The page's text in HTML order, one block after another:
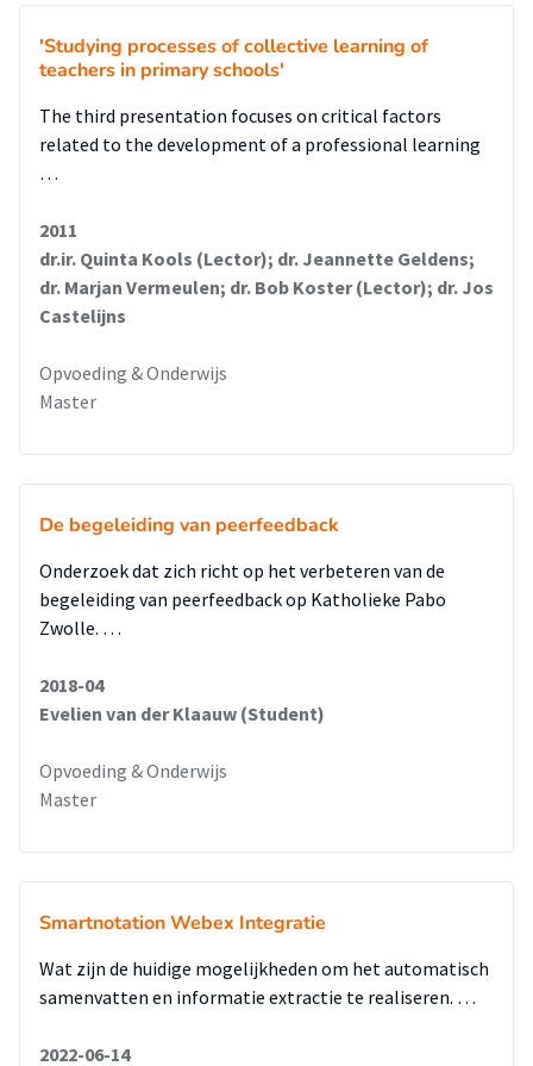
'Studying processes of collective learning of
teachers in primary schools'
The third presentation focuses on critical factors
related to the development of a professional learning
…
2011
dr.ir. Quinta Kools (Lector); dr. Jeannette Geldens;
dr. Marjan Vermeulen; dr. Bob Koster (Lector); dr. Jos
Castelijns
Opvoeding & Onderwijs
Master
De begeleiding van peerfeedback
Onderzoek dat zich richt op het verbeteren van de
begeleiding van peerfeedback op Katholieke Pabo
Zwolle. …
2018-04
Evelien van der Klaauw (Student)
Opvoeding & Onderwijs
Master
Smartnotation Webex Integratie
Wat zijn de huidige mogelijkheden om het automatisch
samenvatten en informatie extractie te realiseren. …
2022-06-14